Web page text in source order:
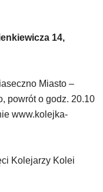
14,
Miasto –
powrót o godz. 20.10
www.kolejka-
Kolejarzy Kolei